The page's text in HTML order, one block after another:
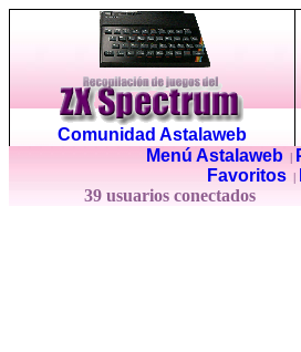
Comunidad Astalaweb
Menú Astalaweb|
Favoritos
39 usuarios conectados